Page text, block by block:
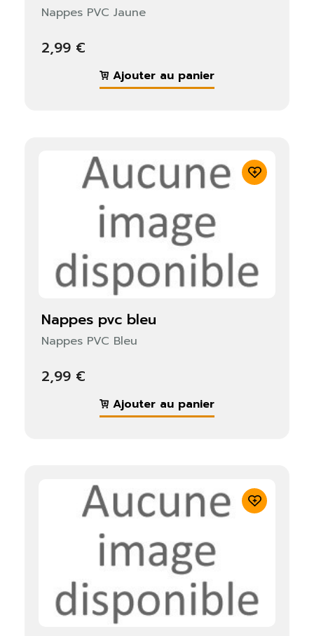
Nappes PVC Jaune
2,99 €
Ajouter au panier
nappes pvc bleu
Nappes PVC Bleu
2,99 €
Ajouter au panier
S'identifier
Vous devez être connecté pour enregistrer des